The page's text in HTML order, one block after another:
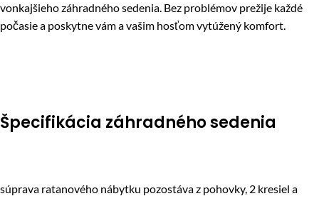
vonkajšieho záhradného sedenia. Bez problémov prežije každé
počasie a poskytne vám a vašim hosťom vytúžený komfort.
Špecifikácia záhradného sedenia
súprava ratanového nábytku pozostáva z pohovky, 2 kresiel a